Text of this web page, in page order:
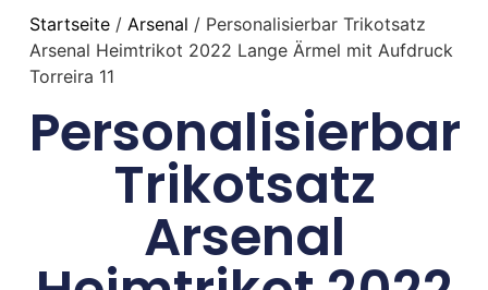
Startseite/ Arsenal / Personalisierbar Trikotsatz
Arsenal Heimtrikot 2022 Lange Ärmel mit Aufdruck
Torreira 11
Personalisierbar
Trikotsatz
Arsenal